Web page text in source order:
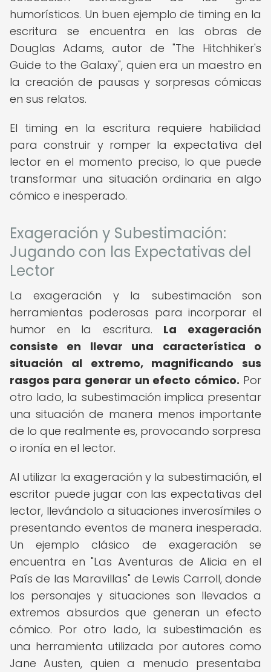
humorísticos. Un buen ejemplo de timing en la
escritura se encuentra en las obras de
Douglas Adams, autor de "The Hitchhiker's
Guide to the Galaxy", quien era un maestro en
la creación de pausas y sorpresas cómicas
en sus relatos.
El timing en la escritura requiere habilidad
para construir y romper la expectativa del
lector en el momento preciso, lo que puede
transformar una situación ordinaria en algo
cómico e inesperado.
Exageración y Subestimación:
Jugando con las Expectativas del
Lector
La exageración y la subestimación son
herramientas poderosas para incorporar el
humor en la escritura. La exageración
consiste en llevar una característica o
situación al extremo, magnificando sus
rasgos para generar un efecto cómico. Por
otro lado, la subestimación implica presentar
una situación de manera menos importante
de lo que realmente es, provocando sorpresa
o ironía en el lector.
Al utilizar la exageración y la subestimación, el
escritor puede jugar con las expectativas del
lector, llevándolo a situaciones inverosímiles o
presentando eventos de manera inesperada.
Un ejemplo clásico de exageración se
encuentra en "Las Aventuras de Alicia en el
País de las Maravillas" de Lewis Carroll, donde
los personajes y situaciones son llevados a
extremos absurdos que generan un efecto
cómico. Por otro lado, la subestimación es
una herramienta utilizada por autores como
Jane Austen, quien a menudo presentaba